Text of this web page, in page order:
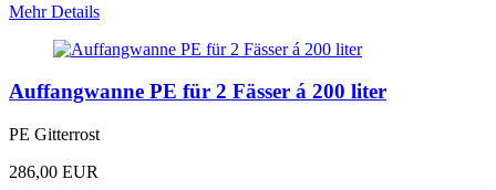
Mehr Details
Auffangwanne PE für 2 Fässer á 200 liter
PE Gitterrost
286,00 EUR